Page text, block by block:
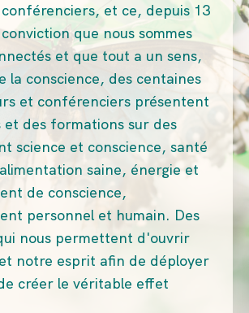
et ce, depuis 13
que nous sommes
et que tout a un sens,
la conscience, des centaines
et conférenciers présentent
et des formations sur des
science et conscience, santé
saine, énergie et
de conscience,
personnel et humain. Des
nous permettent d'ouvrir
notre esprit afin de déployer
créer le véritable effet